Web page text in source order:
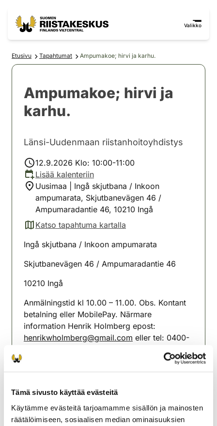
Tämä sivusto käyttää evästeitä
Käytämme evästeitä tarjoamamme sisällön ja mainosten
räätälöimiseen, sosiaalisen median ominaisuuksien
Valikko
Etusivu Tapahtumat Ampumakoe; hirvi ja karhu.
Ampumakoe; hirvi ja
karhu.
Länsi-Uudenmaan riistanhoitoyhdistys
12.9.2026 Klo: 10:00-11:00
Lisää kalenteriin
Uusimaa | Ingå skjutbana / Inkoon
ampumarata, Skjutbanevägen 46 /
Ampumaradantie 46, 10210 Ingå
Katso tapahtuma kartalla
(avautuu uuteen välilehteen)
Ingå skjutbana / Inkoon ampumarata
Skjutbanevägen 46 / Ampumaradantie 46
10210 Ingå
Anmälningstid kl 10.00 – 11.00. Obs. Kontant
betalning eller MobilePay. Närmare
information Henrik Holmberg epost:
henrikwholmberg@gmail.com eller tel: 0400-
Holmberg sähköposti:
henrikwholmberg@gmail.com
tai puh: 0400-
988327